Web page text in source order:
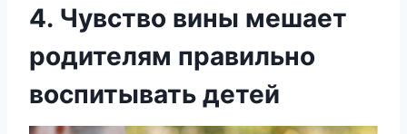
4. Чувство вины мешает
родителям правильно
воспитывать детей